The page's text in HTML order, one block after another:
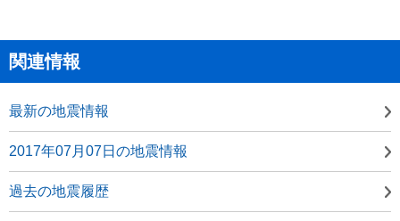
関連情報
最新の地震情報
2017年07月07日の地震情報
過去の地震履歴